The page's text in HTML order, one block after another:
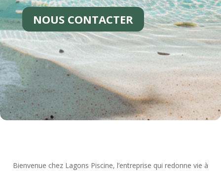
NOUS CONTACTER
Bienvenue chez Lagons Piscine, l’entreprise qui redonne vie à